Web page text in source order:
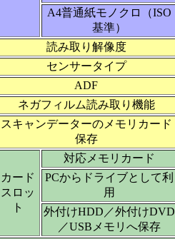
A4普通紙モノクロ（ISO
基準）
読み取り解像度
センサータイプ
ADF
ネガフィルム読み取り機能
スキャンデーターのメモリカード
保存
カード
スロッ
ト
対応メモリカード
PCからドライブとして利
用
外付けHDD／外付けDVD
／USBメモリへ保存